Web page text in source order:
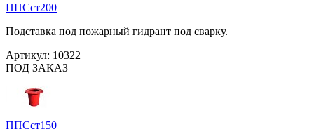
ППСст200
Подставка под пожарный гидрант под сварку.
Артикул: 10322
ПОД ЗАКАЗ
ППСст150